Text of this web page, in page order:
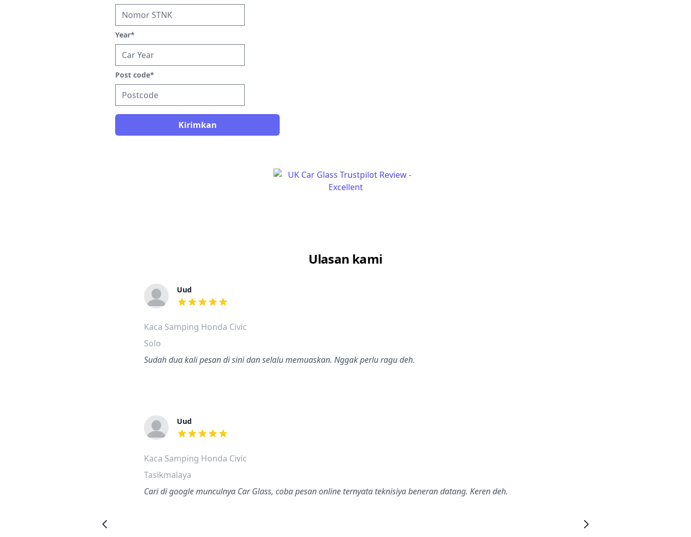
Year*
Post code*
Kirimkan
Ulasan kami
Uud
dari ulasan adalah bintang lima
Kaca Samping Honda Civic
Solo
Sudah dua kali pesan di sini dan selalu memuaskan. Nggak perlu ragu deh.
Uud
dari ulasan adalah bintang lima
Kaca Samping Honda Civic
Tasikmalaya
Cari di google munculnya Car Glass, coba pesan online ternyata teknisiya beneran datang. Keren deh.